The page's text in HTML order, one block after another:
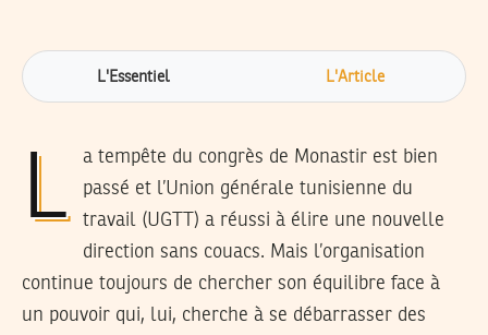
L'Essentiel L'Article
La tempête du congrès de Monastir est bien
passé et l’Union générale tunisienne du
travail (UGTT) a réussi à élire une nouvelle
direction sans couacs. Mais l’organisation
continue toujours de chercher son équilibre face à
un pouvoir qui, lui, cherche à se débarrasser des